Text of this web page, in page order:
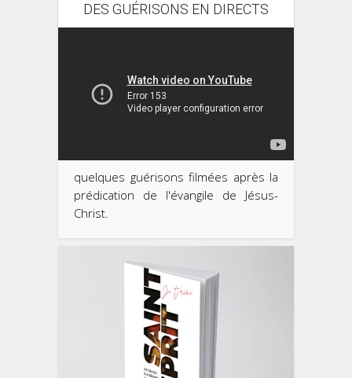
DES GUÉRISONS EN DIRECTS
quelques guérisons filmées après la
prédication de l'évangile de Jésus-
Christ.